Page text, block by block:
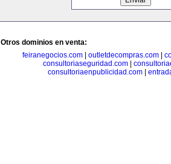
Otros dominios en venta:
feiranegocios.com| outletdecompras.com|
consultoriaseguridad.com
consultoriaenpublicidad.com